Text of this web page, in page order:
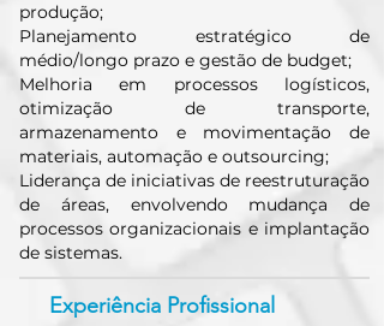
produção;
Planejamento estratégico de
médio/longo prazo e gestão de budget;
Melhoria em processos logísticos,
otimização de transporte,
armazenamento e movimentação de
materiais, automação e outsourcing;
Liderança de iniciativas de reestruturação
de áreas, envolvendo mudança de
processos organizacionais e implantação
de sistemas.
Experiência Profissional